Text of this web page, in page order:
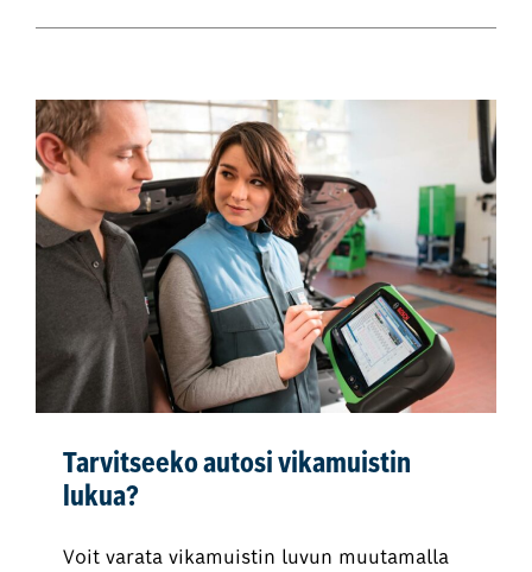
Tarvitseeko autosi vikamuistin
lukua?
Voit varata vikamuistin luvun muutamalla